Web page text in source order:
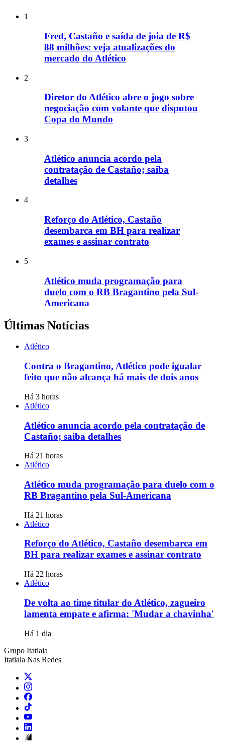
1
Fred, Castaño e saída de joia de R$
88 milhões: veja atualizações do
mercado do Atlético
2
Diretor do Atlético abre o jogo sobre
negociação com volante que disputou
Copa do Mundo
3
Atlético anuncia acordo pela
contratação de Castaño; saiba
detalhes
4
Reforço do Atlético, Castaño
desembarca em BH para realizar
exames e assinar contrato
5
Atlético muda programação para
duelo com o RB Bragantino pela Sul-
Americana
Últimas Notícias
Atlético
Contra o Bragantino, Atlético pode igualar
feito que não alcança há mais de dois anos
Há 3 horas
Atlético
Atlético anuncia acordo pela contratação de
Castaño; saiba detalhes
Há 21 horas
Atlético
Atlético muda programação para duelo com o
RB Bragantino pela Sul-Americana
Há 21 horas
Atlético
Reforço do Atlético, Castaño desembarca em
BH para realizar exames e assinar contrato
Há 22 horas
Atlético
De volta ao time titular do Atlético, zagueiro
lamenta empate e afirma: 'Mudar a chavinha'
Há 1 dia
Grupo Itatiaia
Itatiaia Nas Redes